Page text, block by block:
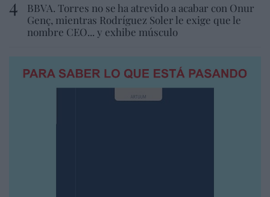
BBVA. Torres no se ha atrevido a acabar con Onur
Genç, mientras Rodríguez Soler le exige que le
nombre CEO... y exhibe músculo